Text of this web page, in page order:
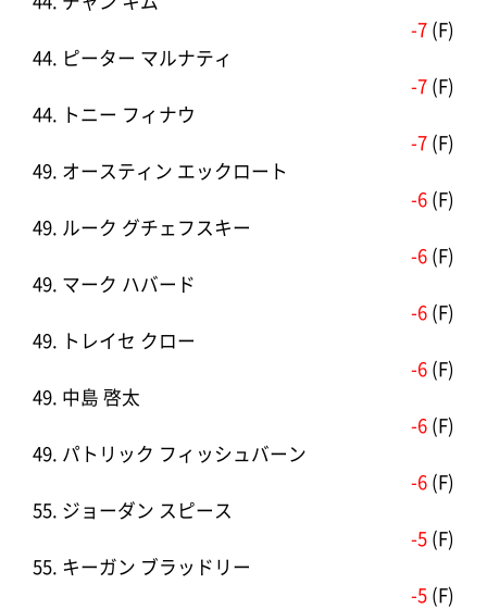
-7 (F)
44. ピーター マルナティ
-7 (F)
44. トニー フィナウ
-7 (F)
49. オースティン エックロート
-6 (F)
49. ルーク グチェフスキー
-6 (F)
49. マーク ハバード
-6 (F)
49. トレイセ クロー
-6 (F)
49. 中島 啓太
-6 (F)
49. パトリック フィッシュバーン
-6 (F)
55. ジョーダン スピース
-5 (F)
55. キーガン ブラッドリー
-5 (F)